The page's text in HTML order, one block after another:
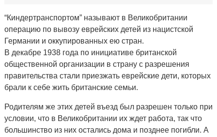
“Киндертранспортом” называют в Великобритании
операцию по вывозу еврейских детей из нацистской
Германии и оккупированных ею стран.
В декабре 1938 года по инициативе британской
общественной организации в страну с разрешения
правительства стали приезжать еврейские дети, которых
брали к себе жить британские семьи.
Родителям же этих детей въезд был разрешен только при
условии, что в Великобритании их ждет работа, так что
большинство из них остались дома и позднее погибли. А